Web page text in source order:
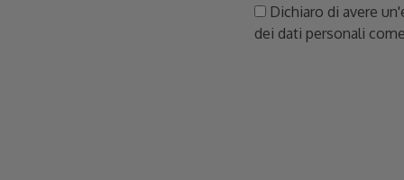
Dichiaro di avere
dei dati personali